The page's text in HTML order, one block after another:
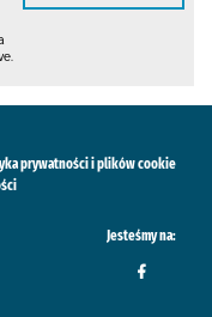
prywatności i plików cookie
Jesteśmy na: